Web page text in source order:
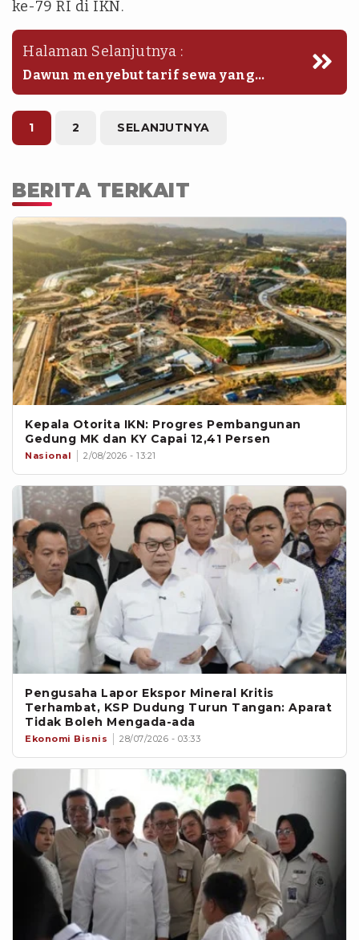
ke-79 RI di IKN.
Halaman Selanjutnya :
Dawun menyebut tarif sewa yang
dibebankan kepada konsumen
menjelang HUT RI meningkat sekitar
dua kali lipat dari tarif normal.
1 2 SELANJUTNYA
BERITA TERKAIT
Kepala Otorita IKN: Progres Pembangunan
Gedung MK dan KY Capai 12,41 Persen
Nasional 2/08/2026 - 13:21
Pengusaha Lapor Ekspor Mineral Kritis
Terhambat, KSP Dudung Turun Tangan: Aparat
Tidak Boleh Mengada-ada
Ekonomi Bisnis 28/07/2026 - 03:33